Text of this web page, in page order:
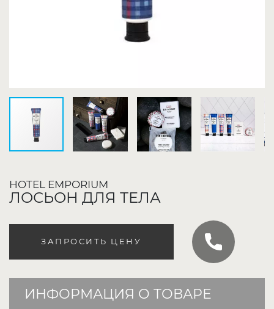
HOTEL EMPORIUM
ЛОСЬОН ДЛЯ ТЕЛА
ЗАПРОСИТЬ ЦЕНУ
ИНФОРМАЦИЯ О ТОВАРЕ